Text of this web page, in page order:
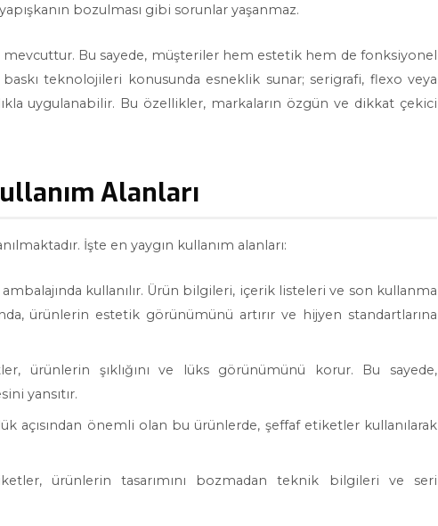
yapışkanın bozulması gibi sorunlar yaşanmaz.
mevcuttur. Bu sayede, müşteriler hem estetik hem de fonksiyonel
teknolojileri konusunda esneklik sunar; serigrafi, flexo veya
uygulanabilir. Bu özellikler, markaların özgün ve dikkat çekici
Alanları
İşte en yaygın kullanım alanları:
kullanılır. Ürün bilgileri, içerik listeleri ve son kullanma
ürünlerin estetik görünümünü artırır ve hijyen standartlarına
ürünlerin şıklığını ve lüks görünümünü korur. Bu sayede,
yansıtır.
açısından önemli olan bu ürünlerde, şeffaf etiketler kullanılarak
ürünlerin tasarımını bozmadan teknik bilgileri ve seri